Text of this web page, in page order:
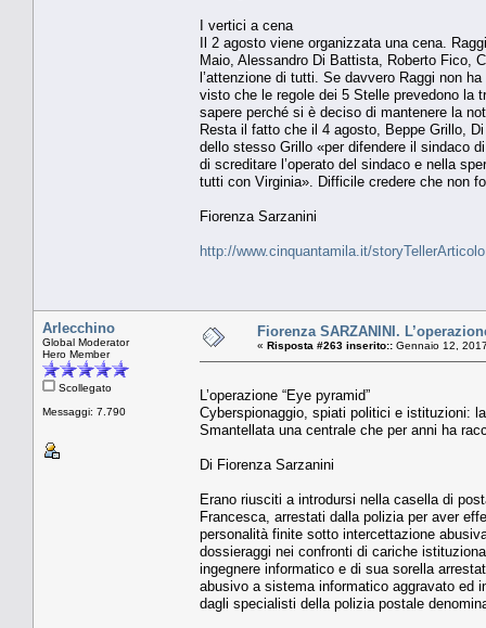
I vertici a cena
Il 2 agosto viene organizzata una cena.
Maio, Alessandro Di Battista, Roberto Fico,
l’attenzione di tutti. Se davvero Raggi non
visto che le regole dei 5 Stelle prevedono la
sapere perché si è deciso di mantenere la
Resta il fatto che il 4 agosto, Beppe Grillo,
dello stesso Grillo «per difendere il sindaco
di screditare l’operato del sindaco e nella
tutti con Virginia». Difficile credere che non
Fiorenza Sarzanini
http://www.cinquantamila.it/
Arlecchino
Global Moderator
Hero Member
Scollegato
Messaggi: 7.790
Fiorenza SARZANINI.
« Risposta #263 inserito:: Gennaio 12,
L’operazione “Eye pyramid”
Cyberspionaggio, spiati politici e istituzioni:
Smantellata una centrale che per anni ha
Di Fiorenza Sarzanini
Erano riusciti a introdursi nella casella di
Francesca, arrestati dalla polizia per aver
personalità finite sotto intercettazione
dossieraggi nei confronti di cariche
ingegnere informatico e di sua sorella
abusivo a sistema informatico aggravato ed
dagli specialisti della polizia postale